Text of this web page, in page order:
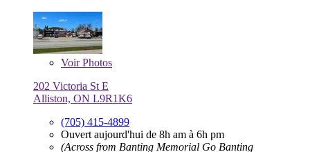
VoirPhotos
202 Victoria St E
Alliston, ON L9R1K6
(705) 415-4899
Ouvert aujourd'hui de 8h am à 6h pm
(Across from Banting Memorial Go Banting